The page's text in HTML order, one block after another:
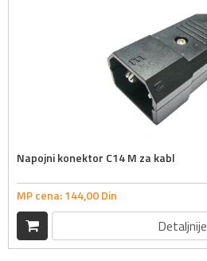
Napojni konektor C14 M za kabl
MP cena:144,00Din
Detaljnije